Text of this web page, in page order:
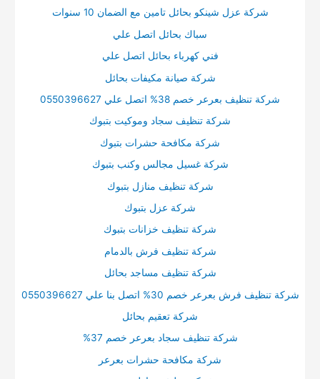
شركة عزل شينكو بحائل تامين مع الضمان 10 سنوات
سباك بحائل اتصل علي
فني كهرباء بحائل اتصل علي
شركة صيانة مكيفات بحائل
شركة تنظيف بعرعر خصم 38% اتصل علي 0550396627
شركة تنظيف سجاد وموكيت بتبوك
شركة مكافحة حشرات بتبوك
شركة غسيل مجالس وكنب بتبوك
شركة تنظيف منازل بتبوك
شركة عزل بتبوك
شركة تنظيف خزانات بتبوك
شركة تنظيف فرش بالدمام
شركة تنظيف مساجد بحائل
شركة تنظيف فرش بعرعر خصم 30% اتصل بنا علي 0550396627
شركة تعقيم بحائل
شركة تنظيف سجاد بعرعر خصم 37%
شركة مكافحة حشرات بعرعر